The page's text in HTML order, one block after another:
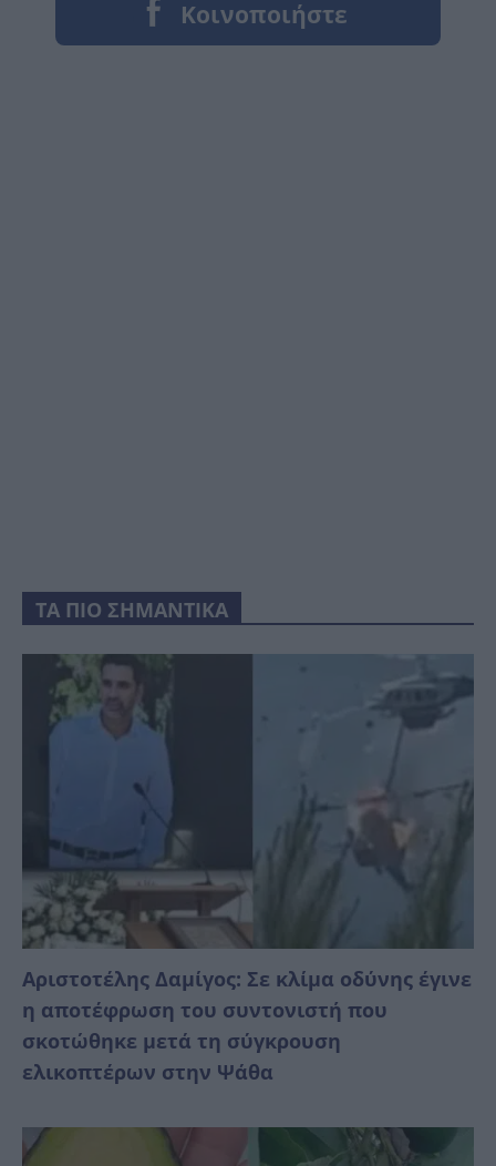
ΤΑ ΠΙΟ ΣΗΜΑΝΤΙΚΑ
Αριστοτέλης Δαμίγος: Σε κλίμα οδύνης έγινε
η αποτέφρωση του συντονιστή που
σκοτώθηκε μετά τη σύγκρουση
ελικοπτέρων στην Ψάθα